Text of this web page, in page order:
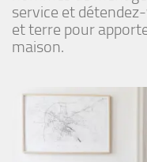
service et
et terre pour
maison.